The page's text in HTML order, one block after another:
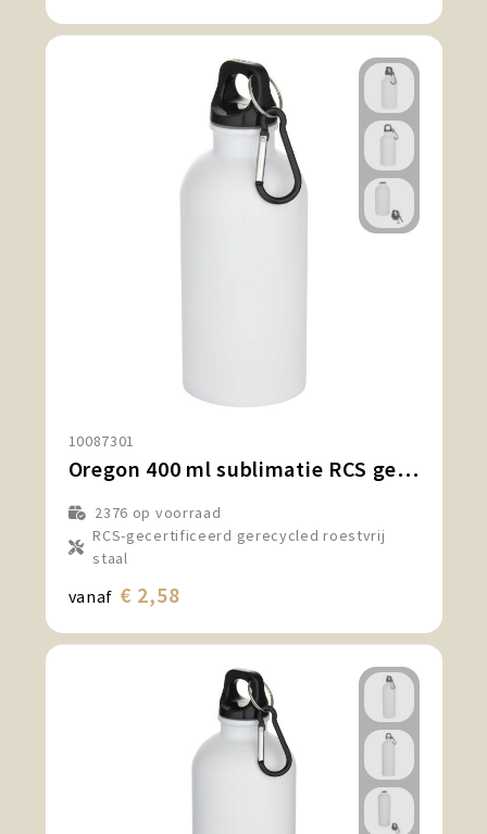
10087301
Oregon 400 ml sublimatie RCS gecertificeerde gerecyclede enkelwandige roestvrijstalen waterfles met karabijnhaak
2376 op voorraad
RCS-gecertificeerd gerecycled roestvrij
staal
vanaf € 2,58